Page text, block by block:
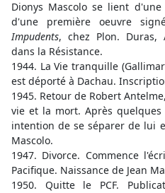
Dionys Mascolo se lient
d'une première oeuvre
Impudents, chez Plon. Duras,
dans la Résistance.
1944. La Vie tranquille
est déporté à Dachau.
1945. Retour de Robert
vie et la mort. Après
intention de se séparer de lui
Mascolo.
1947. Divorce. Commence
Pacifique. Naissance de Jean
1950. Quitte le PCF.